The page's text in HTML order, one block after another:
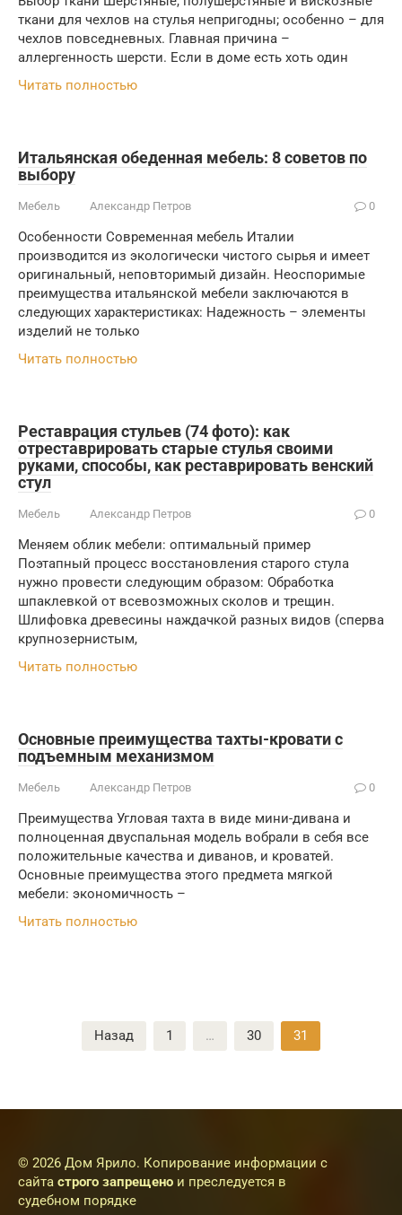
ткани для чехлов на стулья непригодны; особенно – для
чехлов повседневных. Главная причина –
аллергенность шерсти. Если в доме есть хоть один
Читать полностью
Итальянская обеденная мебель: 8 советов по
выбору
Мебель Александр Петров 0
Особенности Современная мебель Италии
производится из экологически чистого сырья и имеет
оригинальный, неповторимый дизайн. Неоспоримые
преимущества итальянской мебели заключаются в
следующих характеристиках: Надежность ­­– элементы
изделий не только
Читать полностью
Реставрация стульев (74 фото): как
отреставрировать старые стулья своими
руками, способы, как реставрировать венский
стул
Мебель Александр Петров 0
Меняем облик мебели: оптимальный пример
Поэтапный процесс восстановления старого стула
нужно провести следующим образом: Обработка
шпаклевкой от всевозможных сколов и трещин.
Шлифовка древесины наждачкой разных видов (сперва
крупнозернистым,
Читать полностью
Основные преимущества тахты-кровати с
подъемным механизмом
Мебель Александр Петров 0
Преимущества Угловая тахта в виде мини-дивана и
полноценная двуспальная модель вобрали в себя все
положительные качества и диванов, и кроватей.
Основные преимущества этого предмета мягкой
мебели: экономичность –
Читать полностью
Назад 1 … 30 31
© 2026 Дом Ярило. Копирование информации с
сайта строго запрещено и преследуется в
судебном порядке